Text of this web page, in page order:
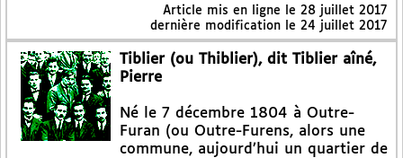
Article mis en ligne le 28 juillet 2017
dernière modification le 24 juillet 2017
Tiblier (ou Thiblier), dit Tiblier aîné,
Pierre
Né le 7 décembre 1804 à Outre-
Furan (ou Outre-Furens, alors une
commune, aujourd’hui un quartier de